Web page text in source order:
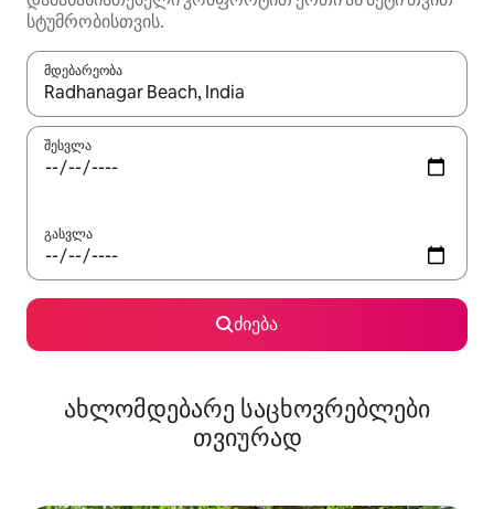
სტუმრობისთვის.
მდებარეობა
როცა შედეგები ხელმისაწვდომი გახდება, ნავიგაციისთვის
შესვლა
გასვლა
ძიება
ახლომდებარე საცხოვრებლები
თვიურად